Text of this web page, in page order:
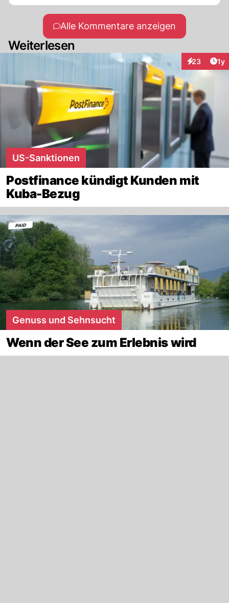
Alle Kommentare anzeigen
Weiterlesen
23 1y
US-Sanktionen
Postfinance kündigt Kunden mit
Kuba-Bezug
Genuss und Sehnsucht
Wenn der See zum Erlebnis wird